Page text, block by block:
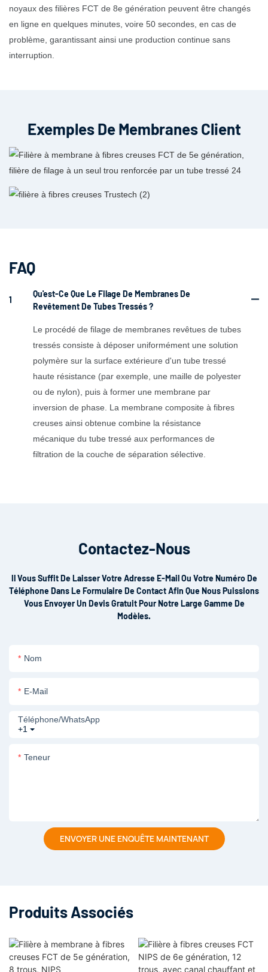
noyaux des filières FCT de 8e génération peuvent être changés
en ligne en quelques minutes, voire 50 secondes, en cas de
problème, garantissant ainsi une production continue sans
interruption.
Exemples De Membranes Client
FAQ
1
Qu'est-Ce Que Le Filage De Membranes De
Revêtement De Tubes Tressés ?
Le procédé de filage de membranes revêtues de tubes
tressés consiste à déposer uniformément une solution
polymère sur la surface extérieure d'un tube tressé
haute résistance (par exemple, une maille de polyester
ou de nylon), puis à former une membrane par
inversion de phase. La membrane composite à fibres
creuses ainsi obtenue combine la résistance
mécanique du tube tressé aux performances de
filtration de la couche de séparation sélective.
Contactez-Nous
Il Vous Suffit De Laisser Votre Adresse E-Mail Ou Votre Numéro De
Téléphone Dans Le Formulaire De Contact Afin Que Nous Puissions
Vous Envoyer Un Devis Gratuit Pour Notre Large Gamme De
Modèles.
Nom
E-Mail
+1
Téléphone/WhatsApp
Teneur
ENVOYER UNE ENQUÊTE MAINTENANT
Produits Associés